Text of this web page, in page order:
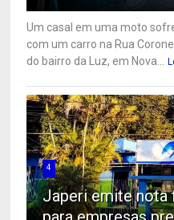
Um casal em uma moto
com um carro na Rua
do bairro da Luz, em Nova...
4
Japeri emite